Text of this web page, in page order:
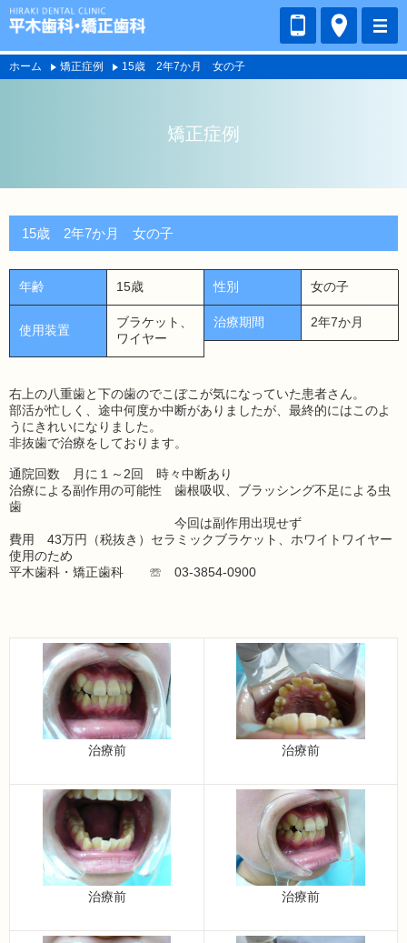
ホーム 矯正症例 15歳 2年7か月 女の子
矯正症例
15歳 2年7か月 女の子
年齢 15歳 性別 女の子
使用装置
ブラケット、
ワイヤー
治療期間 2年7か月
右上の八重歯と下の歯のでこぼこが気になっていた患者さん。
部活が忙しく、途中何度か中断がありましたが、最終的にはこのよ
うにきれいになりました。
非抜歯で治療をしております。
通院回数 月に１～2回 時々中断あり
治療による副作用の可能性 歯根吸収、ブラッシング不足による虫
歯
今回は副作用出現せず
費用 43万円（税抜き）セラミックブラケット、ホワイトワイヤー
使用のため
平木歯科・矯正歯科 ☏ 03-3854-0900
治療前 治療前
治療前 治療前